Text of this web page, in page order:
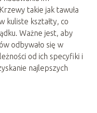
takie jak tawuła
kuliste kształty, co
Ważne jest, aby
odbywało się w
od ich specyfiki i
najlepszych